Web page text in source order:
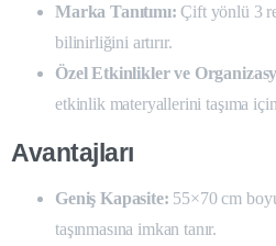
Marka Tanıtımı: Çift yönlü 3
bilinirliğini artırır.
Özel Etkinlikler ve
etkinlik materyallerini taşıma
Avantajları
Geniş Kapasite: 55×70 cm
taşınmasına imkan tanır.